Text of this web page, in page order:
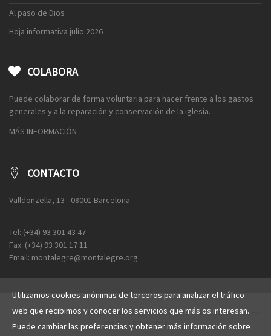
Al paso de Dios
Hoja informativa julio 2026
COLABORA
Puede colaborar de forma voluntaria para hacer frente a los gastos
generales y a la reparación y conservación de la iglesia.
MÁS INFORMACIÓN
CONTACTO
Valldonzella, 13 - 08001 Barcelona
Tel: (+34) 93 301 43 47
Fax: (+34) 93 301 17 11
Email: montalegre@montalegre.org
© 2016 Esglèsia de Santa Maria de Montalegre ·AVISO LEGAL·POLÍTICA COOKIES
POLÍTICA PRIVACIDAD
Utilizamos cookies anónimas de terceros para analizar el tráfico
web que recibimos y conocer los servicios que más os interesan.
Puede cambiar las preferencias y obtener más información sobre